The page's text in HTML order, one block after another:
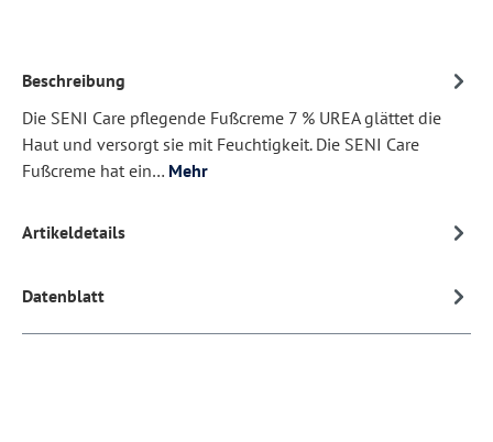
Beschreibung
Die SENI Care pflegende Fußcreme 7 % UREA glättet die
Haut und versorgt sie mit Feuchtigkeit. Die SENI Care
Fußcreme hat ein… Mehr
Artikeldetails
Datenblatt